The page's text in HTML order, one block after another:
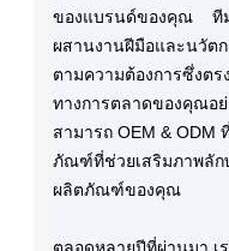
ของแบรนด์ของคุณ ทีม
ผสานงานฝีมือและนวัต
ตามความต้องการซึ่งต
ทางการตลาดของคุณ
สามารถ OEM & ODM
ภัณฑ์ที่ช่วยเสริมภาพลัก
ผลิตภัณฑ์ของคุณ